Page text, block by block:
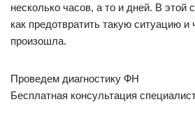
несколько часов, а то и дней. В этой
как предотвратить такую ситуацию и
произошла.
Проведем диагностику ФН
Бесплатная консультация